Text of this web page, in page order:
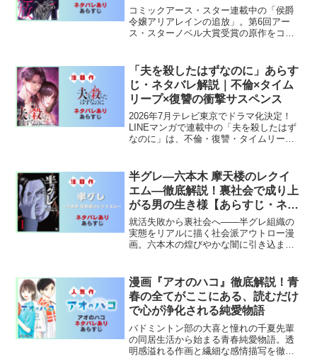
ライズ
コミックアース・スター連載中の「侯爵
令嬢アリアレインの追放」。第6回アー
ス・スターノベル大賞受賞の原作をコミ
説。
「夫を殺したはずなのに」あらす
じ・ネタバレ解説｜不倫×タイム
リープ×復讐の衝撃サスペンス
2026年7月テレビ東京でドラマ化決定！
LINEマンガで連載中の「夫を殺したはず
なのに」は、不倫・復讐・タイムリープ
半グレ―六本木 摩天楼のレクイ
エム―徹底解説！裏社会で成り上
がる男の生き様【あらすじ・ネタ
バレ・考察】
就活失敗から裏社会へ——半グレ組織の
実態をリアルに描く社会派アウトロー漫
画。六本木の煌びやかな闇に引き込まれ
漫画『アオのハコ』徹底解説！青
春の全てがここにある、読むだけ
で心が浄化される純愛物語
バドミントン部の大喜と憧れの千夏先輩
の同居生活から始まる青春純愛物語。透
明感溢れる作画と繊細な感情描写を徹底